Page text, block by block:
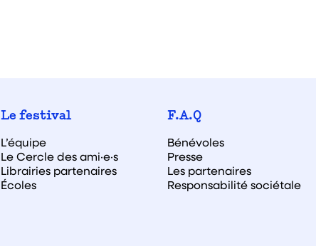
Le festival
L’équipe
Le Cercle des ami·e·s
Librairies partenaires
Écoles
F.A.Q
Bénévoles
Presse
Les partenaires
Responsabilité sociétale